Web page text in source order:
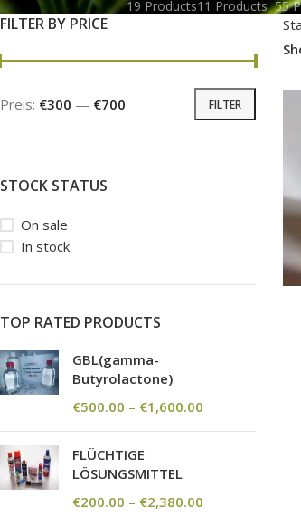
19 Products11 Products 55
FILTER BY PRICE
FILTER
Preis: €300 — €700
STOCK STATUS
On sale
In stock
TOP RATED PRODUCTS
GBL(gamma-
Butyrolactone)
€500.00 – €1,600.00
FLÜCHTIGE
LÖSUNGSMITTEL
€200.00 – €2,380.00